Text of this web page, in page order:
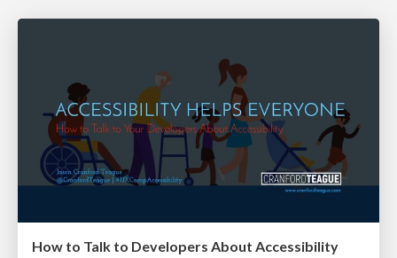
How to Talk to Developers About Accessibility